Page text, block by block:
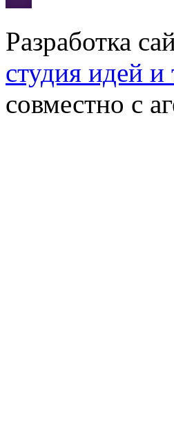
Разработка
студия идей
совместно с